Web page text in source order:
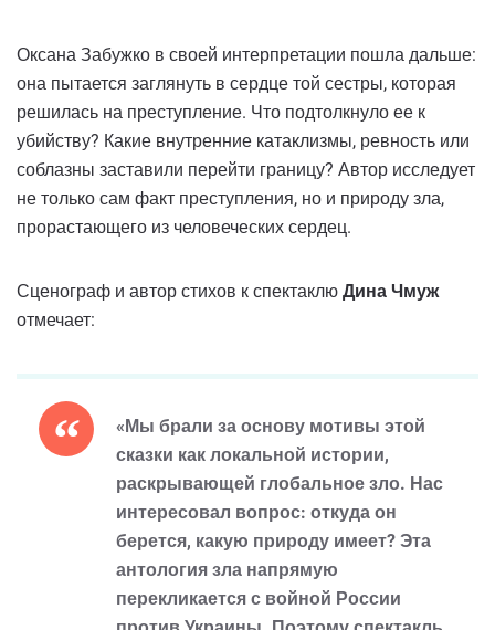
Оксана Забужко в своей интерпретации пошла дальше:
она пытается заглянуть в сердце той сестры, которая
решилась на преступление. Что подтолкнуло ее к
убийству? Какие внутренние катаклизмы, ревность или
соблазны заставили перейти границу? Автор исследует
не только сам факт преступления, но и природу зла,
прорастающего из человеческих сердец.
Сценограф и автор стихов к спектаклю Дина Чмуж
отмечает:
«Мы брали за основу мотивы этой
сказки как локальной истории,
раскрывающей глобальное зло. Нас
интересовал вопрос: откуда он
берется, какую природу имеет? Эта
антология зла напрямую
перекликается с войной России